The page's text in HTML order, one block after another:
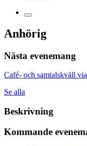
Anhörig
Nästa evenemang
Café- och samtalskväll
Se alla
Beskrivning
Kommande